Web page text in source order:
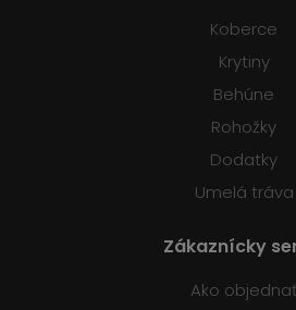
Koberce
Krytiny
Behúne
Rohožky
Dodatky
Umelá tráva
Zákaznícky
Ako objednať